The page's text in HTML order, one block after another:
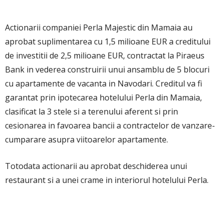
Actionarii companiei Perla Majestic din Mamaia au
aprobat suplimentarea cu 1,5 milioane EUR a creditului
de investitii de 2,5 milioane EUR, contractat la Piraeus
Bank in vederea construirii unui ansamblu de 5 blocuri
cu apartamente de vacanta in Navodari. Creditul va fi
garantat prin ipotecarea hotelului Perla din Mamaia,
clasificat la 3 stele si a terenului aferent si prin
cesionarea in favoarea bancii a contractelor de vanzare-
cumparare asupra viitoarelor apartamente.
Totodata actionarii au aprobat deschiderea unui
restaurant si a unei crame in interiorul hotelului Perla.